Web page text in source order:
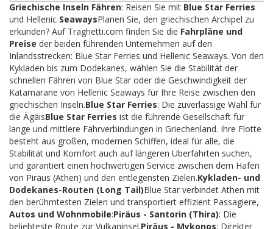
Griechische Inseln Fähren: Reisen Sie mit Blue Star Ferries
und Hellenic SeawaysPlanen Sie, den griechischen Archipel zu
erkunden? Auf Traghetti.com finden Sie die Fahrpläne und
Preise der beiden führenden Unternehmen auf den
Inlandsstrecken: Blue Star Ferries und Hellenic Seaways. Von den
Kykladen bis zum Dodekanes, wählen Sie die Stabilität der
schnellen Fähren von Blue Star oder die Geschwindigkeit der
Katamarane von Hellenic Seaways für Ihre Reise zwischen den
griechischen Inseln.Blue Star Ferries: Die zuverlässige Wahl für
die ÄgäisBlue Star Ferries ist die führende Gesellschaft für
lange und mittlere Fährverbindungen in Griechenland. Ihre Flotte
besteht aus großen, modernen Schiffen, ideal für alle, die
Stabilität und Komfort auch auf längeren Überfahrten suchen,
und garantiert einen hochwertigen Service zwischen dem Hafen
von Piräus (Athen) und den entlegensten Zielen.Kykladen- und
Dodekanes-Routen (Long Tail)Blue Star verbindet Athen mit
den berühmtesten Zielen und transportiert effizient Passagiere,
Autos und Wohnmobile:Piräus - Santorin (Thira): Die
beliebteste Route zur Vulkaninsel.Piräus - Mykonos: Direkter